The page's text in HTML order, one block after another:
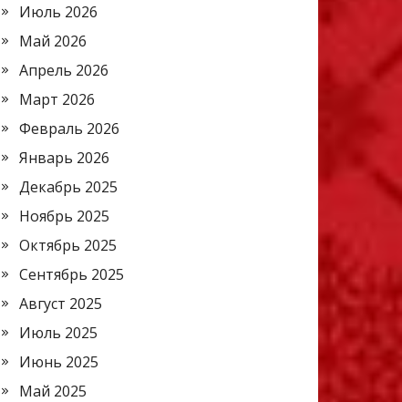
Июль 2026
Май 2026
Апрель 2026
Март 2026
Февраль 2026
Январь 2026
Декабрь 2025
Ноябрь 2025
Октябрь 2025
Сентябрь 2025
Август 2025
Июль 2025
Июнь 2025
Май 2025